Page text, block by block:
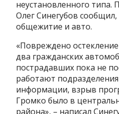
неустановленного
Олег Синегубов
общежитие и авто.
«Повреждено
два гражданских
пострадавших пока не
работают
информации, взрыв
Громко было в
района», – написал